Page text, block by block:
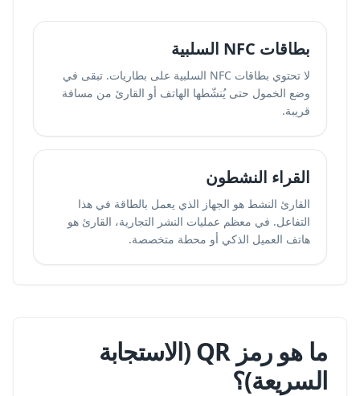
بطاقات NFC السلبية
لا تحتوي بطاقات NFC السلبية على بطاريات. تبقى في
وضع الخمول حتى يُنشّطها الهاتف أو القارئ من مسافة
قريبة.
القراء النشطون
القارئ النشط هو الجهاز الذي يعمل بالطاقة في هذا
التفاعل. في معظم عمليات النشر التجارية، القارئ هو
هاتف العميل الذكي أو محطة متخصصة.
ما هو رمز QR (الاستجابة
السريعة)؟